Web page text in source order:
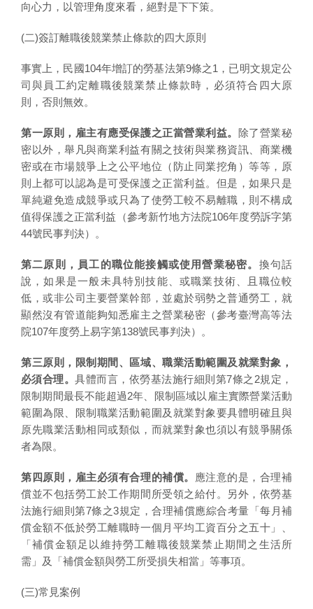
向心力，以管理角度來看，絕對是下下策。
(二)簽訂離職後競業禁止條款的四大原則
事實上，民國104年增訂的勞基法第9條之1，已明文規定公
司與員工約定離職後競業禁止條款時，必須符合四大原
則，否則無效。
第一原則，雇主有應受保護之正當營業利益。 除了營業秘
密以外，舉凡與商業利益有關之技術與業務資訊、商業機
密或在市場競爭上之公平地位（防止同業挖角）等等，原
則上都可以認為是可受保護之正當利益。但是，如果只是
單純避免造成競爭或只為了使勞工較不易離職，則不構成
值得保護之正當利益（參考新竹地方法院106年度勞訴字第
44號民事判決）。
第二原則，員工的職位能接觸或使用營業秘密。 換句話
說，如果是一般未具特別技能、或職業技術、且職位較
低，或非公司主要營業幹部，並處於弱勢之普通勞工，就
顯然沒有管道能夠知悉雇主之營業秘密（參考臺灣高等法
院107年度勞上易字第138號民事判決）。
第三原則，限制期間、區域、職業活動範圍及就業對象，
必須合理。具體而言，依勞基法施行細則第7條之2規定，
限制期間最長不能超過2年、限制區域以雇主實際營業活動
範圍為限、限制職業活動範圍及就業對象要具體明確且與
原先職業活動相同或類似，而就業對象也須以有競爭關係
者為限。
第四原則，雇主必須有合理的補償。
應注意的是，合理補
償並不包括勞工於工作期間所受領之給付。另外，依勞基
法施行細則第7條之3規定，合理補償應綜合考量「每月補
償金額不低於勞工離職時一個月平均工資百分之五十」、
「補償金額足以維持勞工離職後競業禁止期間之生活所
需」及「補償金額與勞工所受損失相當」等事項。
(三)常見案例